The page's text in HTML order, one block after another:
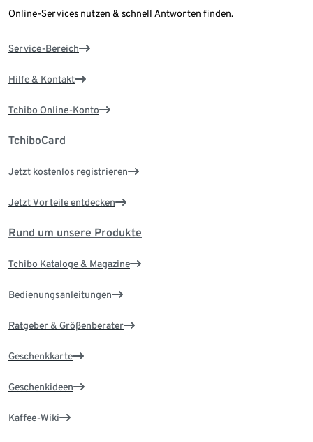
Online-Services nutzen & schnell Antworten finden.
Service-Bereich
Hilfe & Kontakt
Tchibo Online-Konto
TchiboCard
Jetzt kostenlos registrieren
Jetzt Vorteile entdecken
Rund um unsere Produkte
Tchibo Kataloge & Magazine
Bedienungsanleitungen
Ratgeber & Größenberater
Geschenkkarte
Geschenkideen
Kaffee-Wiki